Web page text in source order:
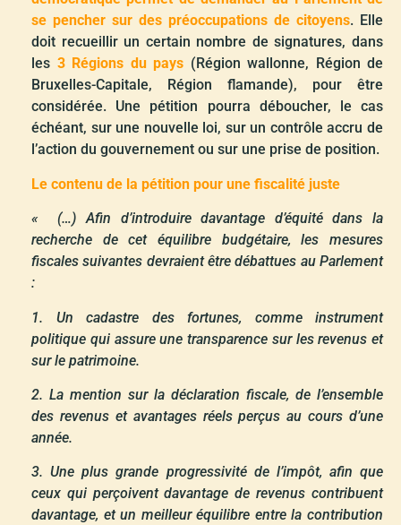
se pencher sur des préoccupations de citoyens. Elle
doit recueillir un certain nombre de signatures, dans
les 3 Régions du pays (Région wallonne, Région de
Bruxelles-Capitale, Région flamande), pour être
considérée. Une pétition pourra déboucher, le cas
échéant, sur une nouvelle loi, sur un contrôle accru de
l’action du gouvernement ou sur une prise de position.
Le contenu de la pétition pour une fiscalité juste
« (…) Afin d’introduire davantage d’équité dans la
recherche de cet équilibre budgétaire, les mesures
fiscales suivantes devraient être débattues au Parlement
:
1. Un cadastre des fortunes, comme instrument
politique qui assure une transparence sur les revenus et
sur le patrimoine.
2. La mention sur la déclaration fiscale, de l’ensemble
des revenus et avantages réels perçus au cours d’une
année.
3. Une plus grande progressivité de l’impôt, afin que
ceux qui perçoivent davantage de revenus contribuent
davantage, et un meilleur équilibre entre la contribution